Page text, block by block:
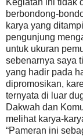
berbondong-
karya yang
pengunjung
untuk ukuran
sebenarnya saya
yang hadir pada
dipromosikan,
ternyata di luar
Dakwah dan
melihat karya-
“Pameran ini